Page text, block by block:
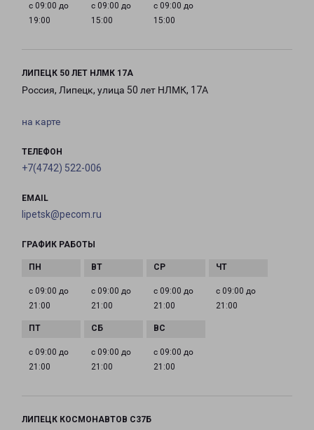
с 09:00 до
19:00
с 09:00 до
15:00
с 09:00 до
15:00
ЛИПЕЦК 50 ЛЕТ НЛМК 17А
Россия, Липецк, улица 50 лет НЛМК, 17А
на карте
ТЕЛЕФОН
+7(4742) 522-006
EMAIL
lipetsk@pecom.ru
ГРАФИК РАБОТЫ
с 09:00 до
21:00
с 09:00 до
21:00
с 09:00 до
21:00
с 09:00 до
21:00
с 09:00 до
21:00
с 09:00 до
21:00
с 09:00 до
21:00
ЛИПЕЦК КОСМОНАВТОВ С37Б